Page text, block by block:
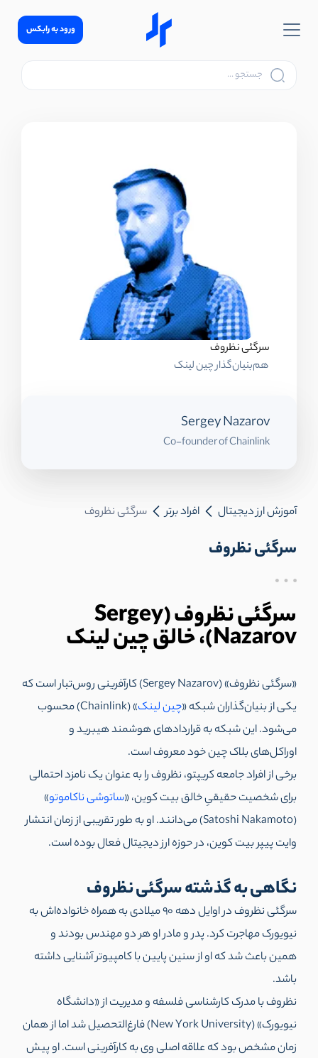
ورود به رابکس
سرگئی نظروف
هم‌بنیان‌گذار چین لینک
Sergey Nazarov
Co-founder of Chainlink
آموزش ارز دیجیتال افراد برتر سرگئی نظروف
سرگئی نظروف
سرگئی نظروف (Sergey
Nazarov)، خالق چین لینک
«سرگئی نظروف» (Sergey Nazarov) کارآفرینی روس‌تبار است که
یکی از بنیان‌گذاران شبکه «چین لینک
» (Chainlink) محسوب
می‌شود. این شبکه به قراردادهای هوشمند هیبرید و
اوراکل‌های بلاک چین خود معروف است.
برخی از افراد جامعه کریپتو، نظروف را به عنوان یک نامزد احتمالی
برای شخصیت حقیقیِ خالق بیت کوین، «ساتوشی ناکاموتو»
(Satoshi Nakamoto) می‌‌دانند. او به طور تقریبی از زمان انتشار
وایت پیپر بیت کوین، در حوزه ارز دیجیتال فعال بوده است.
نگاهی به گذشته سرگئی نظروف
سرگئی نظروف در اوایل دهه 90 میلادی به همراه خانواده‌اش به
نیویورک مهاجرت کرد. پدر و مادر او هر دو مهندس بودند و
همین باعث شد که او از سنین پایین با کامپیوتر آشنایی داشته
باشد.
نظروف با مدرک کارشناسی فلسفه و مدیریت از «دانشگاه
نیویورک» (New York University) فارغ‌التحصیل شد اما از همان
زمان مشخص بود که علاقه اصلی وی به کارآفرینی است. او پیش